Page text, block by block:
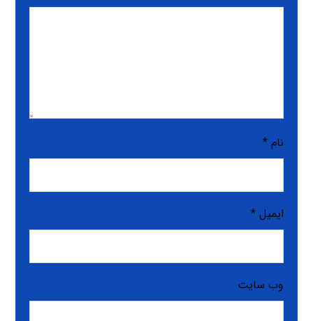
نام*
ایمیل*
وب‌ سایت